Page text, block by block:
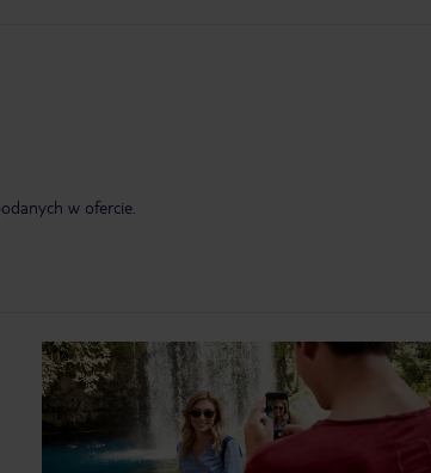
w ofercie.